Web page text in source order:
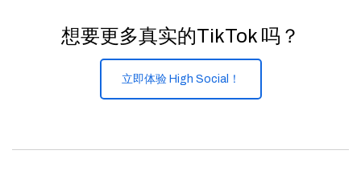
想要更多真实的TikTok 吗？
立即体验 High Social！